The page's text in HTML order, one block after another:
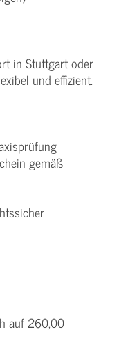
in Stuttgart oder
und effizient.
gemäß
auf 260,00